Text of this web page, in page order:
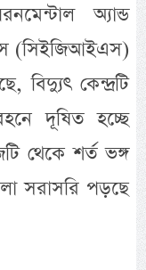
অ্যান্ড
(সিইজিআইএস)
বিদ্যুৎ কেন্দ্রটি
দূষিত হচ্ছে
থেকে শর্ত ভঙ্গ
সরাসরি পড়ছে